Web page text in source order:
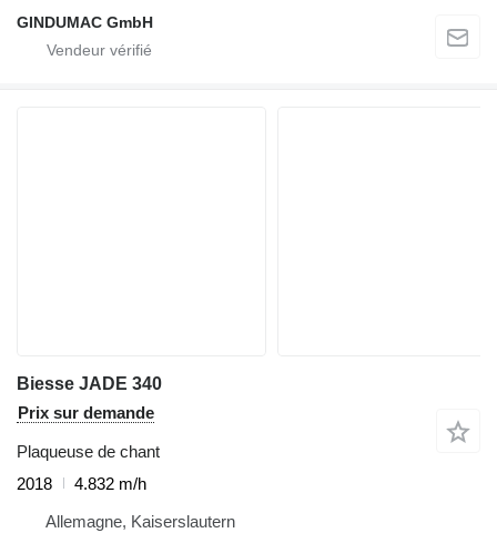
GINDUMAC GmbH
Biesse JADE 340
Prix sur demande
Plaqueuse de chant
2018
4.832 m/h
Allemagne, Kaiserslautern